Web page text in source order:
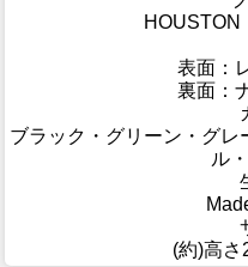
HOUSTON
表面：
裏面：
ブラック・グリーン・グ
ル
(約)高さ